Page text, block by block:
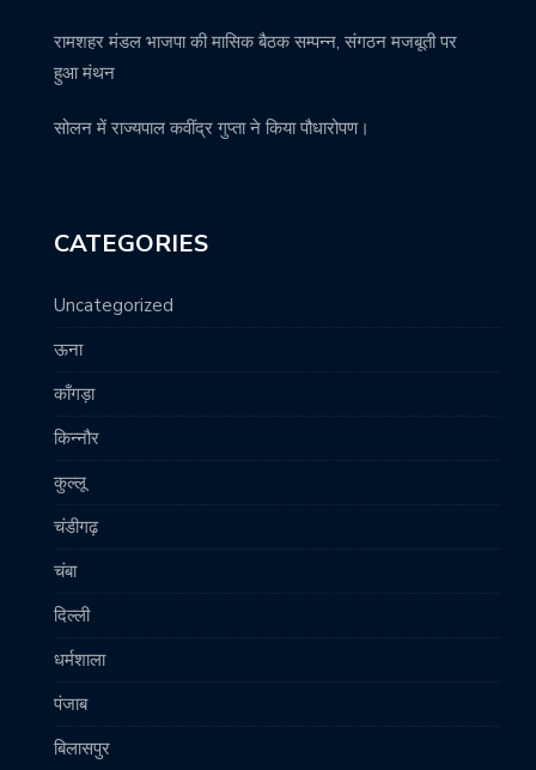
रामशहर मंडल भाजपा की मासिक बैठक सम्पन्न, संगठन मजबूती पर
हुआ मंथन
सोलन में राज्यपाल कवींद्र गुप्ता ने किया पौधारोपण।
CATEGORIES
Uncategorized
ऊना
काँगड़ा
किन्नौर
कुल्लू
चंडीगढ़
चंबा
दिल्ली
धर्मशाला
पंजाब
बिलासपुर